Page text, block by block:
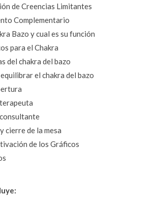
de Creencias Limitantes
Complementario
Bazo y cual es su función
para el Chakra
del chakra del bazo
el chakra del bazo
cierre de la mesa
de los Gráficos